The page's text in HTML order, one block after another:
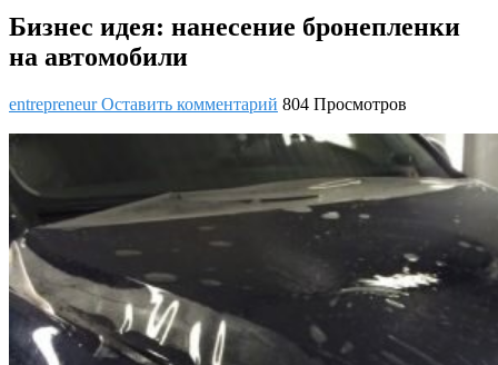
Бизнес идея: нанесение бронепленки
на автомобили
entrepreneurОставить комментарий 804 Просмотров